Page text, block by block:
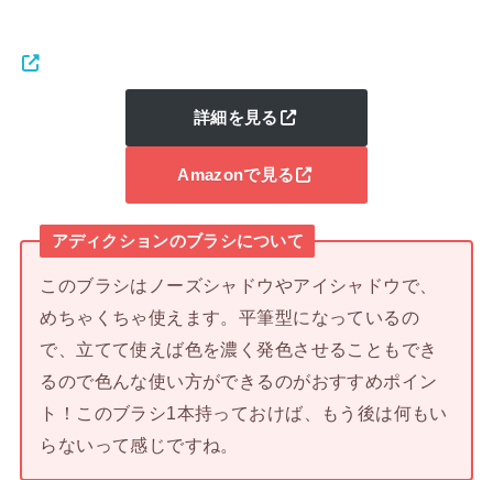
詳細を見る
Amazonで見る
アディクションのブラシについて
このブラシはノーズシャドウやアイシャドウで、
めちゃくちゃ使えます。平筆型になっているの
で、立てて使えば色を濃く発色させることもでき
るので色んな使い方ができるのがおすすめポイン
ト！このブラシ1本持っておけば、もう後は何もい
らないって感じですね。